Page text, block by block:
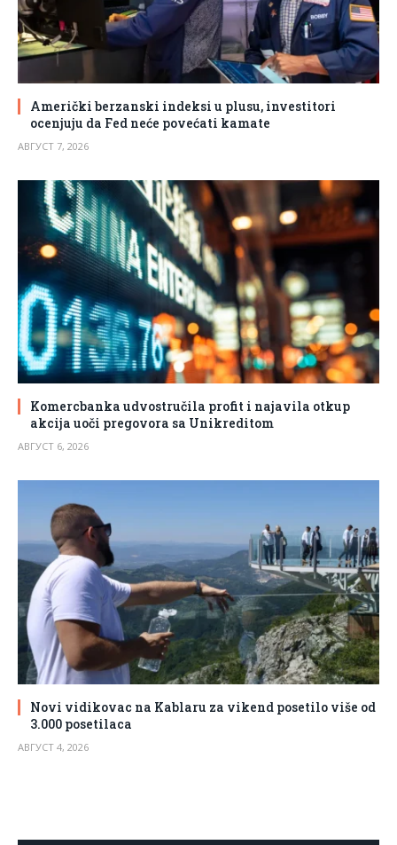
Američki berzanski indeksi u plusu, investitori
ocenjuju da Fed neće povećati kamate
АВГУСТ 7, 2026
Komercbanka udvostručila profit i najavila otkup
akcija uoči pregovora sa Unikreditom
АВГУСТ 6, 2026
Novi vidikovac na Kablaru za vikend posetilo više od
3.000 posetilaca
АВГУСТ 4, 2026